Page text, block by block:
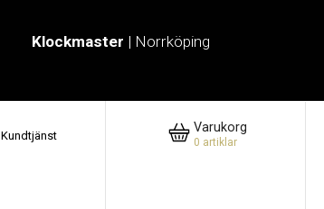
Klockmaster | Norrköping
Kundtjänst
Varukorg
0 artiklar